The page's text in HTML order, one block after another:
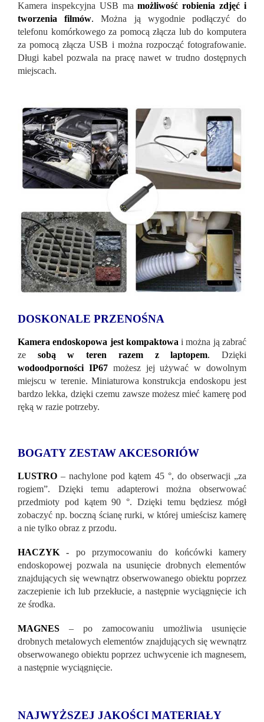
Kamera inspekcyjna USB mamożliwość robienia zdjęć i
tworzenia filmów. Można ją wygodnie podłączyć do
telefonu komórkowego za pomocą złącza lub do komputera
za pomocą złącza USB i można rozpocząć fotografowanie.
Długi kabel pozwala na pracę nawet w trudno dostępnych
miejscach.
DOSKONALE PRZENOŚNA
Kamera endoskopowa jest kompaktowa i można ją zabrać
ze sobą w teren razem z laptopem. Dzięki
wodoodporności IP67 możesz jej używać w dowolnym
miejscu w terenie. Miniaturowa konstrukcja endoskopu jest
bardzo lekka, dzięki czemu zawsze możesz mieć kamerę pod
ręką w razie potrzeby.
BOGATY ZESTAW AKCESORIÓW
LUSTRO – nachylone pod kątem 45 °, do obserwacji „za
rogiem”. Dzięki temu adapterowi można obserwować
przedmioty pod kątem 90 °. Dzięki temu będziesz mógł
zobaczyć np. boczną ścianę rurki, w której umieścisz kamerę
a nie tylko obraz z przodu.
HACZYK - po przymocowaniu do końcówki kamery
endoskopowej pozwala na usunięcie drobnych elementów
znajdujących się wewnątrz obserwowanego obiektu poprzez
zaczepienie ich lub przekłucie, a następnie wyciągnięcie ich
ze środka.
MAGNES – po zamocowaniu umożliwia usunięcie
drobnych metalowych elementów znajdujących się wewnątrz
obserwowanego obiektu poprzez uchwycenie ich magnesem,
a następnie wyciągnięcie.
NAJWYŻSZEJ JAKOŚCI MATERIAŁY